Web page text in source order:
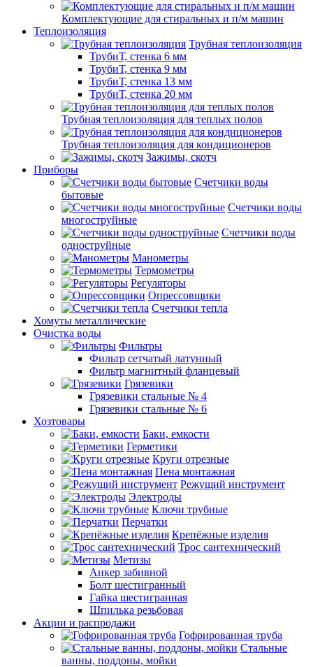
Комплектующие для стиральных и п/м машин
Теплоизоляция
Трубная теплоизоляция
ТрубиТ, стенка 6 мм
ТрубиТ, стенка 9 мм
ТрубиТ, стенка 13 мм
ТрубиТ, стенка 20 мм
Трубная теплоизоляция для теплых полов
Трубная теплоизоляция для кондиционеров
Зажимы, скотч
Приборы
Счетчики воды
бытовые
Счетчики воды
многоструйные
Счетчики воды
одноструйные
Манометры
Термометры
Регуляторы
Опрессовщики
Счетчики тепла
Хомуты металлические
Очистка воды
Фильтры
Фильтр сетчатый латунный
Фильтр магнитный фланцевый
Грязевики
Грязевики стальные № 4
Грязевики стальные № 6
Хозтовары
Баки, емкости
Герметики
Круги отрезные
Пена монтажная
Режущий инструмент
Электроды
Ключи трубные
Перчатки
Крепёжные изделия
Трос сантехнический
Метизы
Анкер забивной
Болт шестигранный
Гайка шестигранная
Шпилька резьбовая
Акции и распродажи
Гофрированная труба
Стальные
ванны, поддоны, мойки